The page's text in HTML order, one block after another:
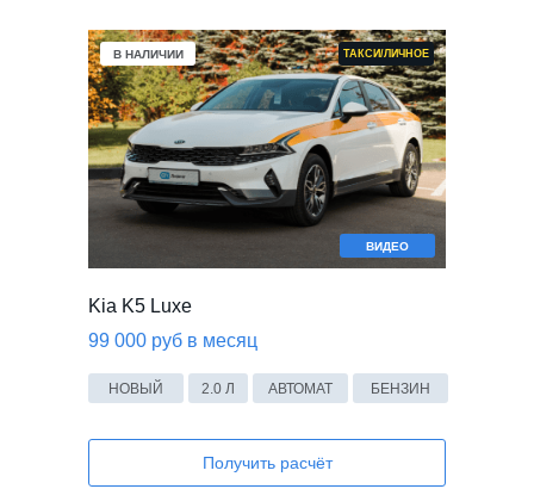
Kia K5 Luxe
99 000 руб в месяц
Получить расчёт
2.0 Л АВТОМАТ БЕНЗИН
НОВЫЙ
В НАЛИЧИИ ТАКСИ/ЛИЧНОЕ
ВИДЕО